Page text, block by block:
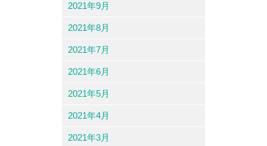
2021年9月
2021年8月
2021年7月
2021年6月
2021年5月
2021年4月
2021年3月